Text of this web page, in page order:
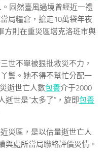
固然臺風過境曾經近一禮
局糧倉，搶走10萬袋年夜
方則在重災區塔克洛班市與
世不單被狠批救災不力，
鬟。她不得不幫忙分配一
逝世亡人數包養介于2000
逝世是“太多了”，旋即包養
災區，是以估量逝世亡人
與處所當局聯絡評價災情。